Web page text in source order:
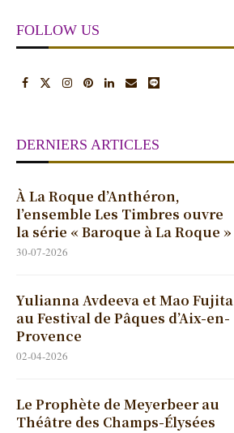
FOLLOW US
DERNIERS ARTICLES
À La Roque d’Anthéron,
l’ensemble Les Timbres ouvre
la série « Baroque à La Roque »
30-07-2026
Yulianna Avdeeva et Mao Fujita
au Festival de Pâques d’Aix-en-
Provence
02-04-2026
Le Prophète de Meyerbeer au
Théâtre des Champs-Élysées